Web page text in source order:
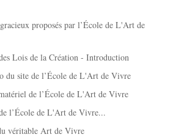
proposés par l’École de L'Art de
Lois de la Création - Introduction
du site de l’École de L'Art de Vivre
de l’École de L'Art de Vivre
l’École de L'Art de Vivre...
véritable Art de Vivre